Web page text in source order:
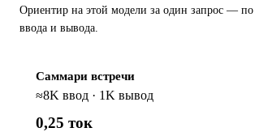
Ориентир на этой модели за один запрос —
ввода и вывода.
Саммари встречи
≈8K ввод · 1K вывод
0,25 ток